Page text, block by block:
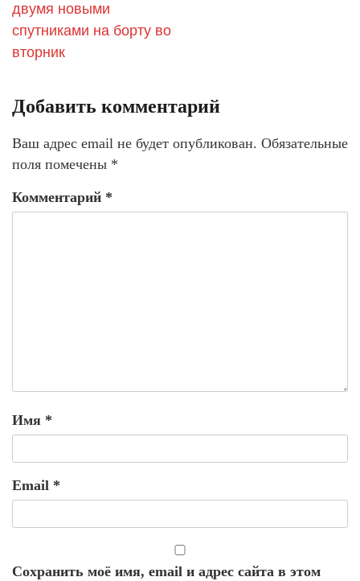
двумя новыми
спутниками на борту во
вторник
Добавить комментарий
Ваш адрес email не будет опубликован. Обязательные
поля помечены *
Комментарий *
Имя *
Email *
Сохранить моё имя, email и адрес сайта в этом